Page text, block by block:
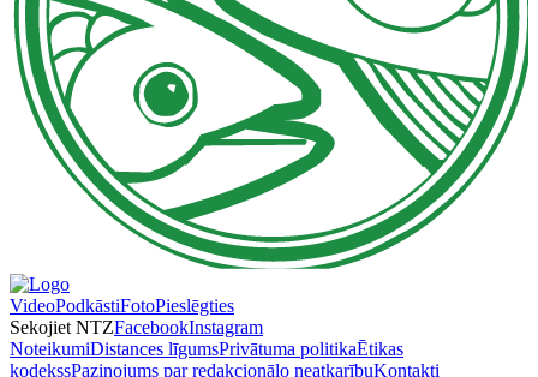
VideoPodkāstiFotoPieslēgties
Sekojiet NTZFacebookInstagram
NoteikumiDistances līgumsPrivātuma politikaĒtikas
kodekssPaziņojums par redakcionālo neatkarībuKontakti